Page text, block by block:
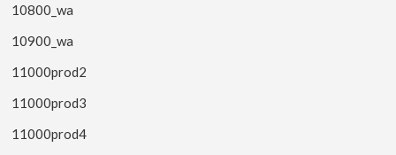
10800_wa
10900_wa
11000prod2
11000prod3
11000prod4